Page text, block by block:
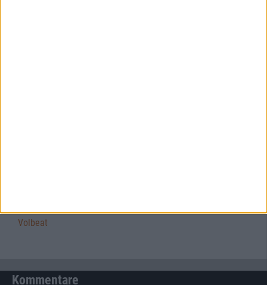
Volbeat
Volbeat
Kommentare